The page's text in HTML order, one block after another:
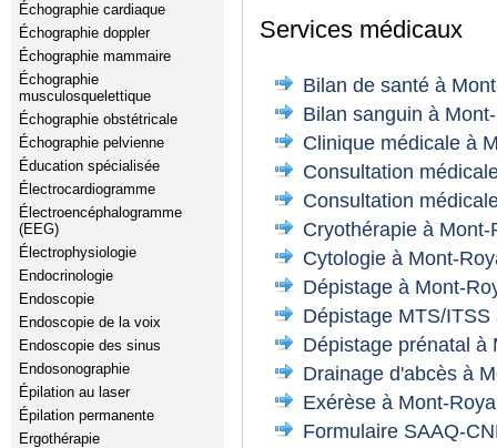
Échographie cardiaque
Échographie doppler
Échographie mammaire
Échographie
musculosquelettique
Échographie obstétricale
Échographie pelvienne
Éducation spécialisée
Électrocardiogramme
Électroencéphalogramme
(EEG)
Électrophysiologie
Endocrinologie
Endoscopie
Endoscopie de la voix
Endoscopie des sinus
Endosonographie
Épilation au laser
Épilation permanente
Ergothérapie
Services médicaux
Bilan de santé à
Bilan sanguin à
Clinique médicale à
Consultation
Consultation
Cryothérapie à Mont-
Cytologie à Mont-
Dépistage à Mont-
Dépistage MTS/
Dépistage prénatal à
Drainage d'abcès à
Exérèse à Mont-
Formulaire SAAQ-